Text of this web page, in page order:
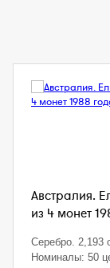
Австралия.
из 4 монет
Серебро. 2,193
Номиналы: 50